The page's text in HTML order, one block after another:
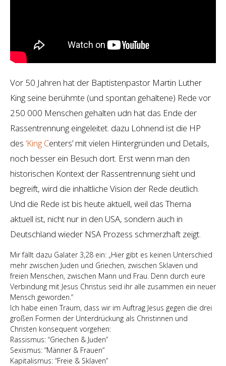
Vor 50 Jahren hat der Baptistenpastor Martin Luther
King seine berühmte (und spontan gehaltene) Rede vor
250 000 Menschen gehalten udn hat das Ende der
Rassentrennung eingeleitet. dazu Lohnend ist die HP
des ‘King Centers’ mit vielen Hintergründen und Details,
noch besser ein Besuch dort. Erst wenn man den
historischen Kontext der Rassentrennung sieht und
begreift, wird die inhaltliche Vision der Rede deutlich.
Und die Rede ist bis heute aktuell, weil das Thema
aktuell ist, nicht nur in den USA, sondern auch in
Deutschland wieder NSA Prozess schmerzhaft zeigt.
Mir fällt dazu Galater 3,28 ein: „Hier gibt es keinen Unterschied
mehr zwischen Juden und Griechen, zwischen Sklaven und
freien Menschen, zwischen Mann und Frau. Denn durch eure
Verbindung mit Jesus Christus seid ihr alle zusammen ein neuer
Mensch geworden.“
Ich habe einen Traum, dass wir im Auftrag Jesus gegen die drei
großen Formen der Unterdrückung als Christinnen und
Christen konsequent vorgehen:
Rassismus: “Griechen & Juden”
Sexismus: “Männer & Frauen”
Kapitalismus: “Freie & Sklaven”